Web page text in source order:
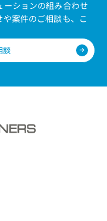
ションの組み合わせ
案件のご相談も、こ
談